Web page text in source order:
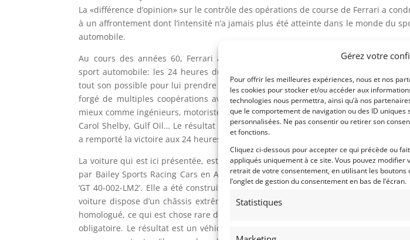
Gérez votre
Pour offrir les meilleures expériences, nous et nos
les cookies pour stocker et/ou accéder aux
technologies nous permettra, ainsi qu’à nos
que le comportement de navigation ou des ID
personnalisées. Ne pas consentir ou retirer son
et fonctions.
Cliquez ci-dessous pour accepter ce qui précède ou
appliqués uniquement à ce site. Vous pouvez
retrait de votre consentement, en utilisant les
l’onglet de gestion du consentement en bas de l’écran.
Statistiques
La «différence d’opinion» sur le contrôle des opérations de course de Ferrari a
à un affrontement dont l’intensité n’a jamais plus été atteinte dans le monde du
automobile.
Au cours des années 60, Ferrari avait dominé sans partage l’épreuve majeure
sport automobile: les 24 heures du Mans. Henry Ford de son coté était prêt à
tout son possible pour lui prendre cette couronne. pour ce faire, il a créé un
forgé de multiples coopérations avec ce que l’Angleterre et les USA proposaient
mieux comme ingénieurs, motoristes et pilotes: Eric Broadley de Lola Cars, John
Carol Shelby, Gulf Oil… Le résultat fu amer pour Ferrari: 4 fois consécutivement,
a remporté la victoire aux 24 heures du Mans, et 4 fois il l’a fait avec la Ford GT 40.
La voiture qui est ici présentée, est une « continuation ». Elle a été construite en
par Bailey Sports Racing Cars en Afrique du Sud, et elle porte le numéro de
‘GT 40-002-LM2’. Elle a été construite sur le modèle de la version MK1 de la GT40.
voiture dispose d’un châssis extrêmement rigide, comprenant un arceau de
homologué, ce qui est chose rare dans une GT40, mais qui risque de devenir très
obligatoire. Le résultat est un véhicule sensiblement plus sûr que son noble